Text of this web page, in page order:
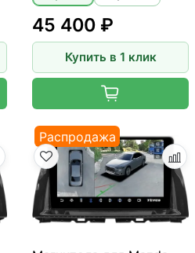
45 400 ₽
Купить в 1 клик
Распродажа